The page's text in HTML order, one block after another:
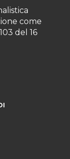
come
del 16